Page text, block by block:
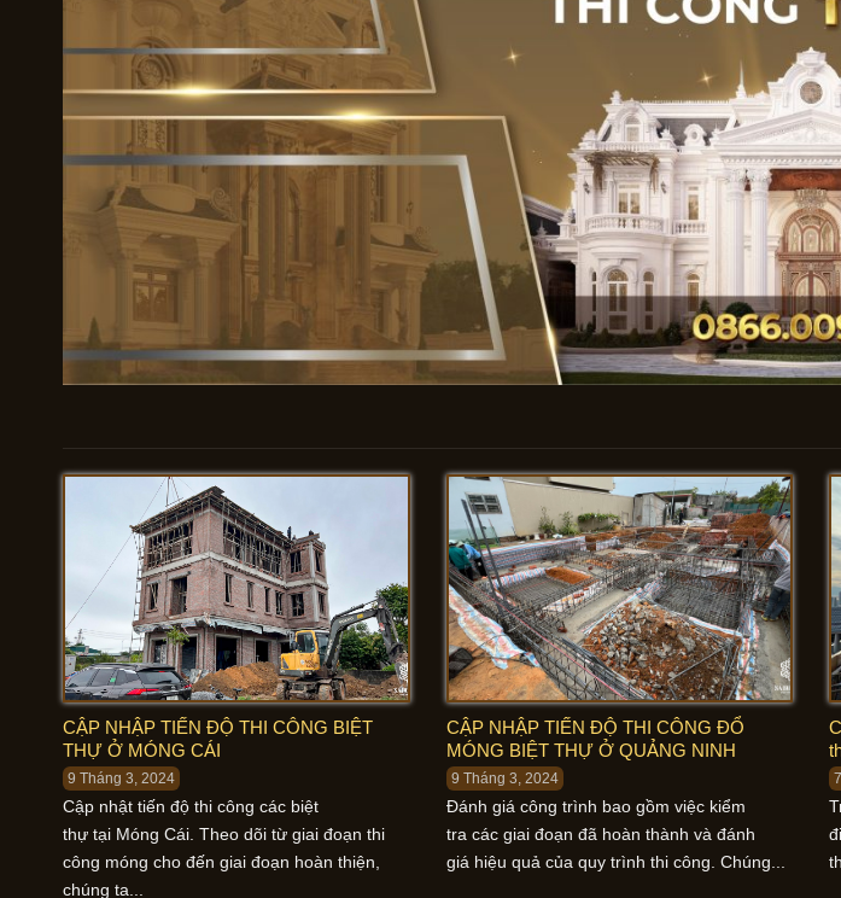
CẬP NHẬP TIẾN ĐỘ THI CÔNG BIỆT
THỰ Ở MÓNG CÁI
9 Tháng 3, 2024
Cập nhật tiến độ thi công các biệt
thự tại Móng Cái. Theo dõi từ giai đoạn thi
công móng cho đến giai đoạn hoàn thiện,
chúng ta...
CẬP NHẬP TIẾN ĐỘ THI CÔNG ĐỔ
MÓNG BIỆT THỰ Ở QUẢNG NINH
9 Tháng 3, 2024
Đánh giá công trình bao gồm việc kiểm
tra các giai đoạn đã hoàn thành và đánh
giá hiệu quả của quy trình thi công. Chúng...